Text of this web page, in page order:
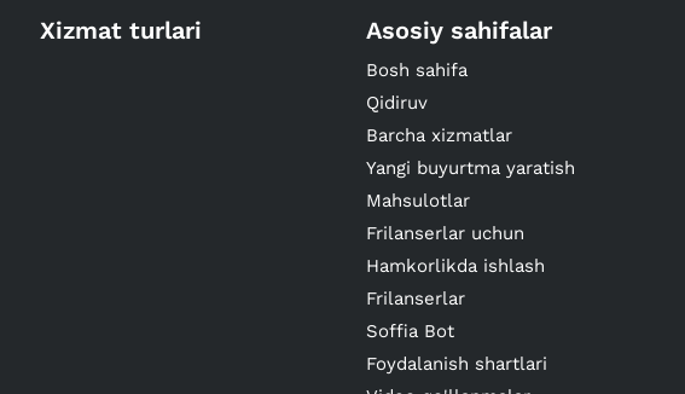
Xizmat turlari Asosiy sahifalar
Bosh sahifa
Qidiruv
Barcha xizmatlar
Yangi buyurtma yaratish
Mahsulotlar
Frilanserlar uchun
Hamkorlikda ishlash
Frilanserlar
Soffia Bot
Foydalanish shartlari